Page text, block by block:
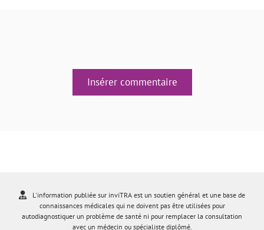
Insérer commentaire
L'information publiée sur inviTRA est un soutien général et une base de
connaissances médicales qui ne doivent pas être utilisées pour
autodiagnostiquer un problème de santé ni pour remplacer la consultation
avec un médecin ou spécialiste diplômé.